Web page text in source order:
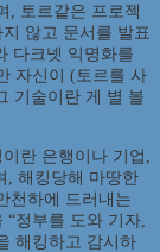
, 토르같은 프로젝
않고 문서를 발표
다크넷 익명화를
자신이 (토르를 사
기술이란 게 별 볼
란 은행이나 기업,
, 해킹당해 마땅한
천하에 드러내는
정부를 도와 기자,
해킹하고 감시하